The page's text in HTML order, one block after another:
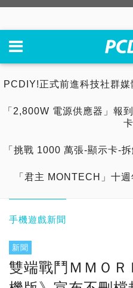
PCDIY!正式前進科技社群媒
「2,800W 電源供應器」報
卡
「挑戰 1000 萬張-顯示卡-
「君主 MONTECH」十
手機遊戲新聞
新聞
雙端戰鬥ＭＭＯ